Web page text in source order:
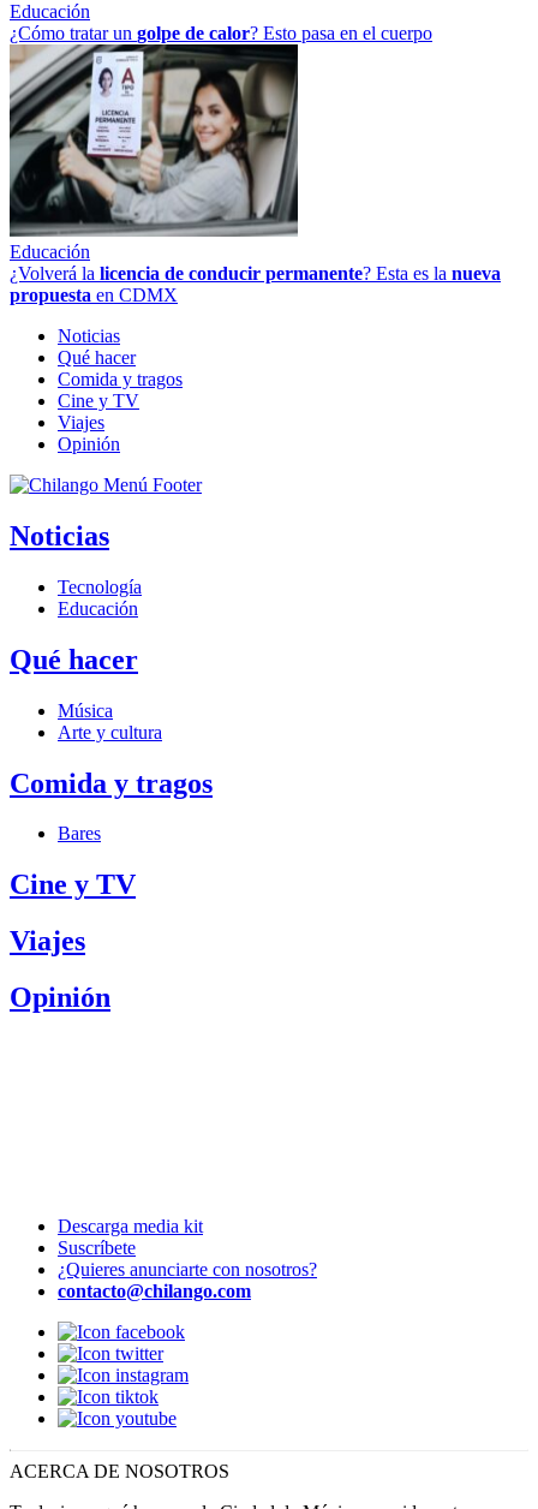
Educación
¿Cómo tratar un golpe de calor? Esto pasa en el cuerpo
Educación
¿Volverá la licencia de conducir permanente? Esta es la nueva
propuesta en CDMX
Noticias
Qué hacer
Comida y tragos
Cine y TV
Viajes
Opinión
Noticias
Tecnología
Educación
Qué hacer
Música
Arte y cultura
Comida y tragos
Bares
Cine y TV
Viajes
Opinión
Descarga media kit
Suscríbete
¿Quieres anunciarte con nosotros?
contacto@chilango.com
ACERCA DE NOSOTROS